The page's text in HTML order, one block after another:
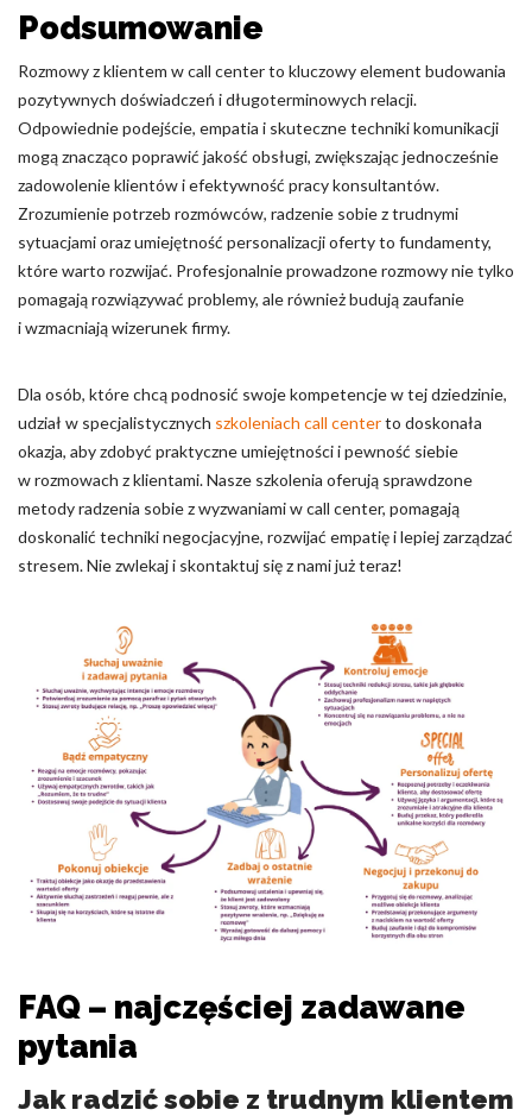
Podsumowanie
Rozmowy z klientem w call center to kluczowy element budowania
pozytywnych doświadczeń i długoterminowych relacji.
Odpowiednie podejście, empatia i skuteczne techniki komunikacji
mogą znacząco poprawić jakość obsługi, zwiększając jednocześnie
zadowolenie klientów i efektywność pracy konsultantów.
Zrozumienie potrzeb rozmówców, radzenie sobie z trudnymi
sytuacjami oraz umiejętność personalizacji oferty to fundamenty,
które warto rozwijać. Profesjonalnie prowadzone rozmowy nie tylko
pomagają rozwiązywać problemy, ale również budują zaufanie
i wzmacniają wizerunek firmy.
Dla osób, które chcą podnosić swoje kompetencje w tej dziedzinie,
udział w specjalistycznych szkoleniach call centerto doskonała
okazja, aby zdobyć praktyczne umiejętności i pewność siebie
w rozmowach z klientami. Nasze szkolenia oferują sprawdzone
metody radzenia sobie z wyzwaniami w call center, pomagają
doskonalić techniki negocjacyjne, rozwijać empatię i lepiej zarządzać
stresem. Nie zwlekaj i skontaktuj się z nami już teraz!
FAQ – najczęściej zadawane
pytania
Jak radzić sobie z trudnym klientem